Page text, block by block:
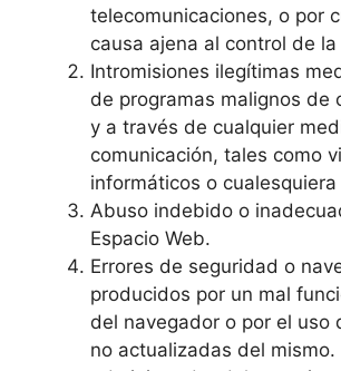
telecomunicaciones, o por
causa ajena al control de
Intromisiones ilegítimas
de programas malignos de
y a través de cualquier
comunicación, tales como
informáticos o
Abuso indebido o
Espacio Web.
Errores de seguridad o
producidos por un mal
del navegador o por el uso
no actualizadas del mismo.